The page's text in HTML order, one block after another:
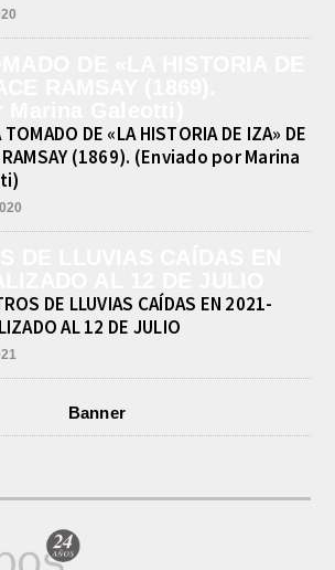
TOMADO DE «LA HISTORIA DE IZA» DE
RAMSAY (1869). (Enviado por Marina
DE LLUVIAS CAÍDAS EN 2021-
AL 12 DE JULIO